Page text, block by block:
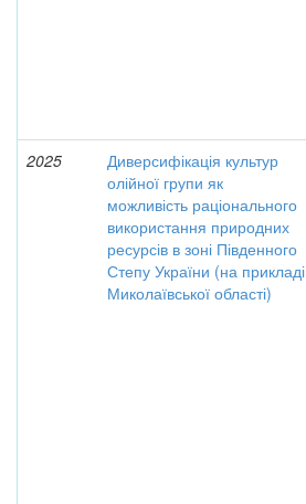
2025
Диверсифікація культур
олійної групи як
можливість раціонального
використання природних
ресурсів в зоні Південного
Степу України (на прикладі
Миколаївської області)